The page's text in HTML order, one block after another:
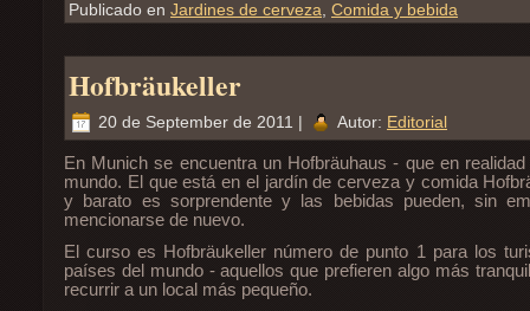
Publicado en Jardines de cerveza, Comida y bebida
Hofbräukeller
20 de September de 2011 | Autor: Editorial
En Munich se encuentra un Hofbräuhaus - que en
mundo. El que está en el jardín de cerveza y comida
y barato es sorprendente y las bebidas pueden, sin
mencionarse de nuevo.
El curso es Hofbräukeller número de punto 1 para los
países del mundo - aquellos que prefieren algo más
recurrir a un local más pequeño.